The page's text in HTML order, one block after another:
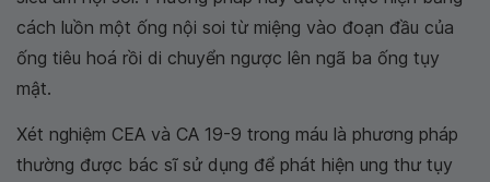
cách luồn một ống nội soi từ miệng vào đoạn đầu của
ống tiêu hoá rồi di chuyển ngược lên ngã ba ống tụy
mật.
Xét nghiệm CEA và CA 19-9 trong máu là phương pháp
thường được bác sĩ sử dụng để phát hiện ung thư tụy